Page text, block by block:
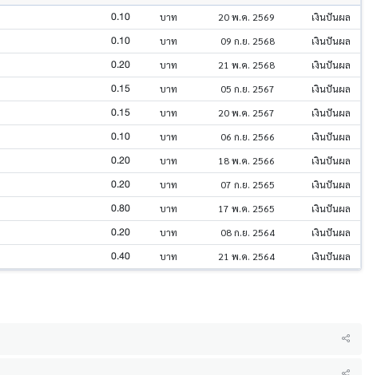
0.10 บาท 20 พ.ค. 2569
เงินปันผล
0.10 บาท 09 ก.ย. 2568
เงินปันผล
0.20 บาท 21 พ.ค. 2568
เงินปันผล
0.15 บาท 05 ก.ย. 2567
เงินปันผล
0.15 บาท 20 พ.ค. 2567
เงินปันผล
0.10 บาท 06 ก.ย. 2566
เงินปันผล
0.20 บาท 18 พ.ค. 2566
เงินปันผล
0.20 บาท 07 ก.ย. 2565
เงินปันผล
0.80 บาท 17 พ.ค. 2565
เงินปันผล
0.20 บาท 08 ก.ย. 2564
เงินปันผล
0.40 บาท 21 พ.ค. 2564 เงินปันผล